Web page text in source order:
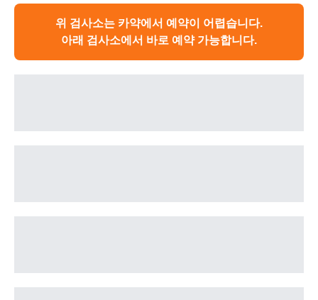
위 검사소는 카약에서 예약이 어렵습니다.
아래 검사소에서 바로 예약 가능합니다.